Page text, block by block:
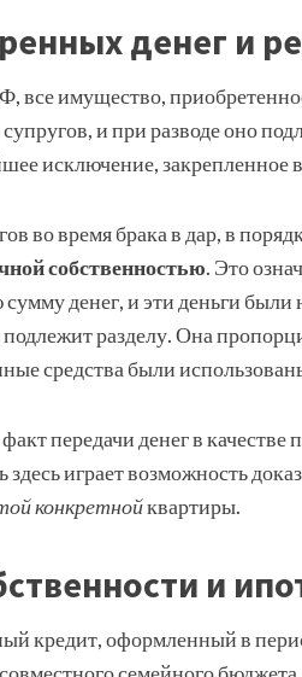
денег и
все имущество,
и при разводе оно
исключение, закрепленное
во время брака в дар, в
собственностью. Это
денег, и эти деньги
разделу. Она
средства были
передачи денег в
играет возможность
конкретнойквартиры.
и
кредит, оформленный в